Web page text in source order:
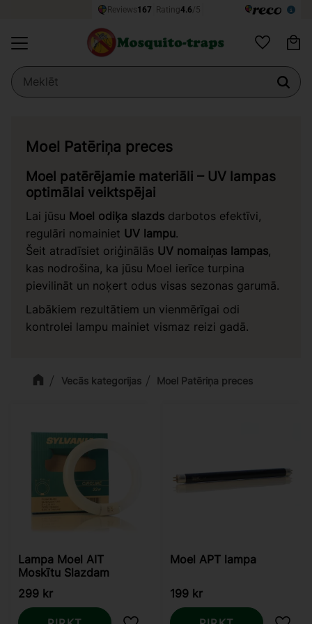
Vēlmju
Vecās kategorijas Moel Patēriņa preces
Moel Patēriņa preces
Moel patērējamie materiāli – UV lampas
optimālai veiktspējai
Lai jūsu Moel odiķa slazdsdarbotos efektīvi,
regulāri nomainiet UV lampu.
Šeit atradīsiet oriģinālās UV nomaiņas lampas,
kas nodrošina, ka jūsu Moel ierīce turpina
pievilināt un noķert odus visas sezonas garumā.
Labākiem rezultātiem un vienmērīgai odi
kontrolei lampu mainiet vismaz reizi gadā.
Lampa Moel AIT
Moskītu Slazdam
299 kr
Moel APT lampa
199 kr